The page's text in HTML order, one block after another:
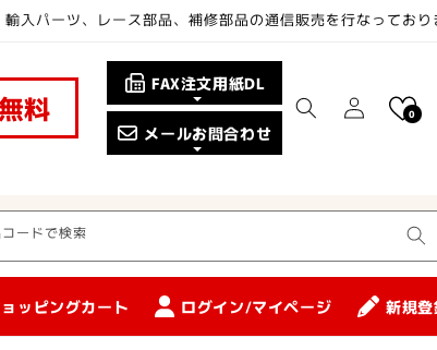
入パーツ、レース部品、補修部品の通信販売を行なっており
料
FAX注文用紙DL
メールお問合わせ
グ
イ
0
ードで検索
ッピングカート ログイン/マイページ 新規登